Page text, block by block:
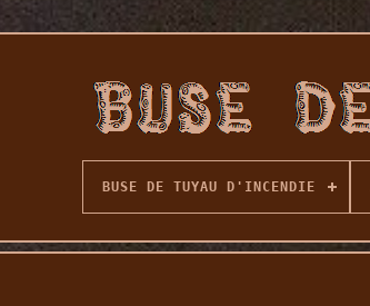
BUSE DE TUYAU D'INCENDIE